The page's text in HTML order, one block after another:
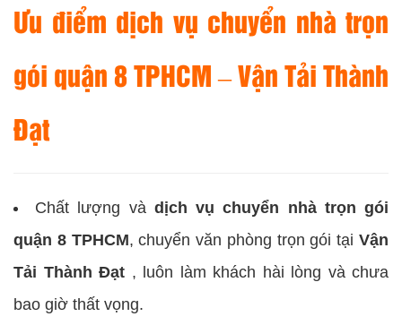
Ưu điểm dịch vụ chuyển nhà trọn
gói quận 8 TPHCM – Vận Tải Thành
Đạt
Chất lượng và dịch vụ chuyển nhà trọn gói
quận 8 TPHCM, chuyển văn phòng trọn gói tạiVận
Tải Thành Đạt , luôn làm khách hài lòng và chưa
bao giờ thất vọng.